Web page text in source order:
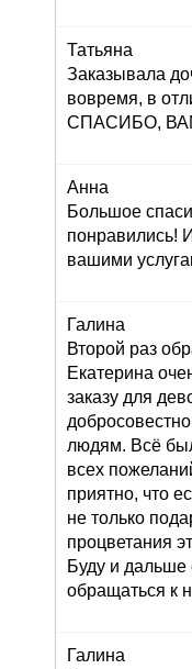
Татьяна
Заказывала
вовремя, в
СПАСИБО,
Анна
Большое
понравились!
вашими
Галина
Второй раз
Екатерина
заказу для
людям. Всё
всех
приятно, что
не только
процветания
Буду и дальше
обращаться к
Галина